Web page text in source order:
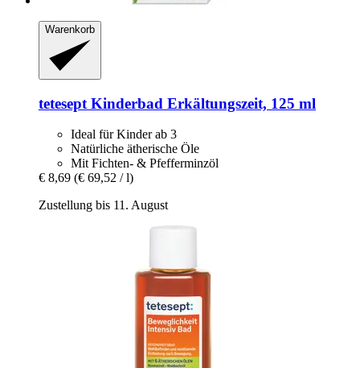
Warenkorb
tetesept Kinderbad Erkältungszeit, 125 ml
Ideal für Kinder ab 3
Natürliche ätherische Öle
Mit Fichten- & Pfefferminzöl
€ 8,69 (€ 69,52 / l)
Zustellung bis 11. August